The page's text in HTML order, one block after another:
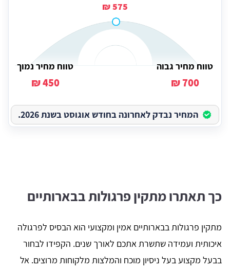
575 ₪
טווח מחיר גבוה
700 ₪
טווח מחיר נמוך
450 ₪
המחיר נבדק לאחרונה בחודש אוגוסט בשנת 2026.
כך תאתרו מתקין פרגולות בבארותיים
מתקין פרגולות בבארותיים אמין ומקצועי הוא הבסיס לפרגולה
איכותית ועמידה שתשרת אתכם לאורך שנים. הקפידו לבחור
בבעל מקצוע בעל ניסיון מוכח והמלצות מלקוחות מרוצים. אל